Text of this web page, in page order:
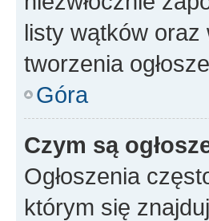
listy wątków oraz
tworzenia
Góra
Czym są
Ogłoszenia
którym się